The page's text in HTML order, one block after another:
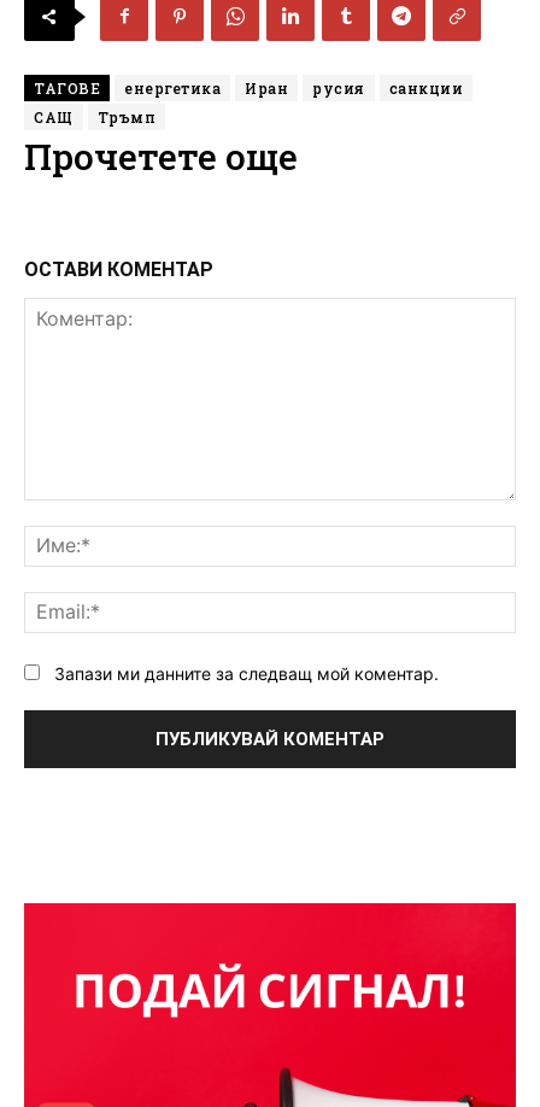
ТАГОВЕ енергетика Иран русия
санкции
САЩ
Тръмп
Прочетете още
ОСТАВИ КОМЕНТАР
Запази ми данните за следващ мой коментар.